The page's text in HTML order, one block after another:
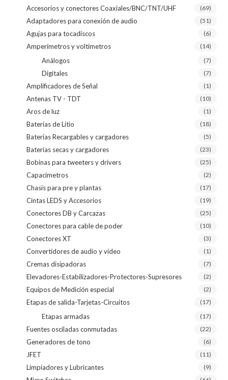
Accesorios y conectores Coaxiales/BNC/TNT/UHF (69)
Adaptadores para conexión de audio (51)
Agujas para tocadiscos (6)
Amperímetros y voltímetros (14)
Análogos (7)
Digitales (7)
Amplificadores de Señal (1)
Antenas TV - TDT (10)
Aros de luz (1)
Baterías de Litio (18)
Baterías Recargables y cargadores (5)
Baterías secas y cargadores (23)
Bobinas para tweeters y drivers (25)
Capacímetros (2)
Chasis para pre y plantas (17)
Cintas LEDS y Accesorios (19)
Conectores DB y Carcazas (25)
Conectores para cable de poder (10)
Conectores XT (3)
Convertidores de audio y video (1)
Cremas disipadoras (7)
Elevadores-Estabilizadores-Protectores-Supresores (2)
Equipos de Medición especial (2)
Etapas de salida-Tarjetas-Circuitos (17)
Etapas armadas (17)
Fuentes osciladas conmutadas (22)
Generadores de tono (6)
JFET (11)
Limpiadores y Lubricantes (9)